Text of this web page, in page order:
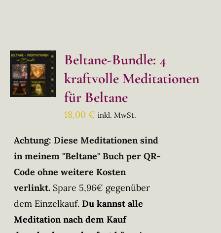
Beltane-Bundle: 4
kraftvolle Meditationen
für Beltane
18,00€ inkl. MwSt.
Achtung: Diese Meditationen sind
in meinem "Beltane" Buch per QR-
Code ohne weitere Kosten
verlinkt. Spare 5,96€ gegenüber
dem Einzelkauf. Du kannst alle
Meditation nach dem Kauf